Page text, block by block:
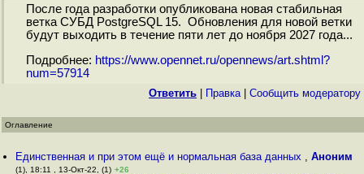
После года разработки опубликована новая стабильная
ветка СУБД PostgreSQL 15. Обновления для новой ветки
будут выходить в течение пяти лет до ноября 2027 года...
Подробнее: https://www.opennet.ru/opennews/art.shtml?
num=57914
Ответить Правка| Cообщить модератору
Оглавление
Единственная и при этом ещё и нормальная база данных ,Аноним
(1), 18:11 , 13-Окт-22, (1) +26